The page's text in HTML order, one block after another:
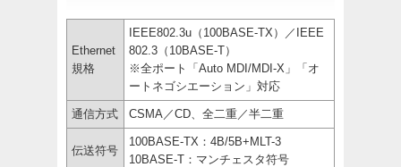
Ethernet
規格
IEEE802.3u（100BASE-TX）／IEEE
802.3（10BASE-T）
※全ポート「Auto MDI/MDI-X」「オ
ートネゴシエーション」対応
通信方式 CSMA／CD、全二重／半二重
伝送符号
100BASE-TX：4B/5B+MLT-3
10BASE-T：マンチェスタ符号